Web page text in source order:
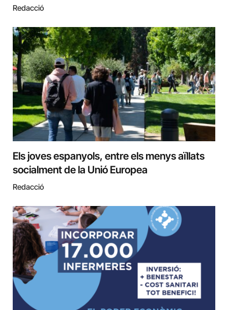
Redacció
Els joves espanyols, entre els menys aïllats
socialment de la Unió Europea
Redacció